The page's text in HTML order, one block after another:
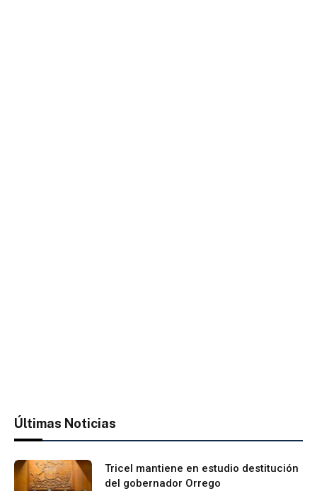
Últimas Noticias
Tricel mantiene en estudio destitución
del gobernador Orrego